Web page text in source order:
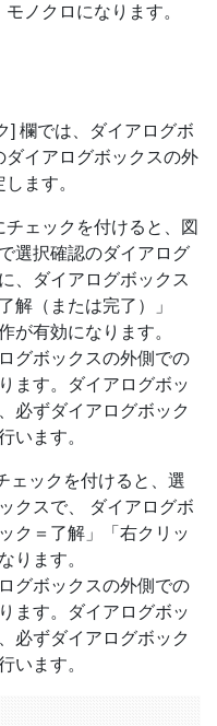
ノクロになります。
] 欄では、ダイアログボ
ダイアログボックスの外
ます。
ェックを付けると、図
選択確認のダイアログ
、ダイアログボックス
解（または完了）」
が有効になります。
グボックスの外側での
ます。ダイアログボッ
必ずダイアログボック
います。
ェックを付けると、選
クスで、 ダイアログボ
ク＝了解」「右クリッ
ります。
グボックスの外側での
ます。ダイアログボッ
必ずダイアログボック
います。